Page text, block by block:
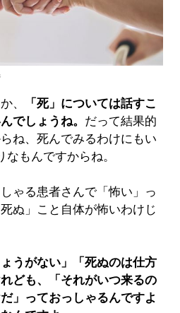
、
「死」については話すこ
でしょうね。 だって結果的
ね、死んでみるわけにもい
もんですからね。
ゃる患者さんで「怖い」っ
ぬ」こと自体が怖いわけじ
うがない」「死ぬのは仕方
ども、「それがいつ来るの
」っておっしゃるんですよ